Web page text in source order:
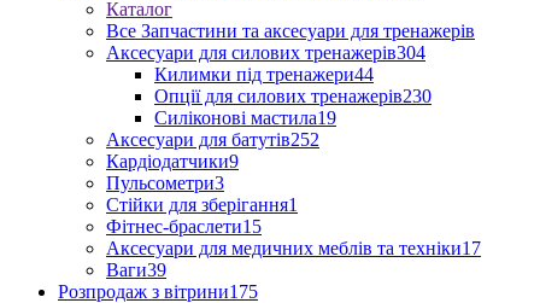
Каталог
Все Запчастини та аксесуари для тренажерів
Аксесуари для силових тренажерів304
Килимки під тренажери44
Опції для силових тренажерів230
Силіконові мастила19
Аксесуари для батутів252
Кардіодатчики9
Пульсометри3
Стійки для зберігання1
Фітнес-браслети15
Аксесуари для медичних меблів та техніки17
Ваги39
Розпродаж з вітрини175